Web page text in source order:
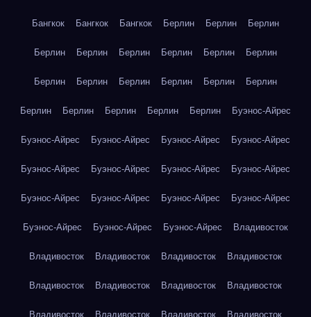
Бангкок Бангкок Бангкок Берлин Берлин Берлин
Берлин Берлин Берлин Берлин Берлин Берлин
Берлин Берлин Берлин Берлин Берлин Берлин
Берлин Берлин Берлин Берлин Берлин Буэнос-Айрес
Буэнос-Айрес Буэнос-Айрес Буэнос-Айрес Буэнос-Айрес
Буэнос-Айрес Буэнос-Айрес Буэнос-Айрес Буэнос-Айрес
Буэнос-Айрес Буэнос-Айрес Буэнос-Айрес Буэнос-Айрес
Буэнос-Айрес Буэнос-Айрес Буэнос-Айрес Владивосток
Владивосток Владивосток Владивосток Владивосток
Владивосток Владивосток Владивосток Владивосток
Владивосток Владивосток Владивосток Владивосток